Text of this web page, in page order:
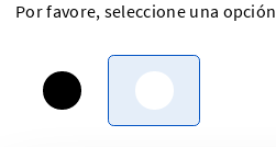
Por favore, seleccione una opción